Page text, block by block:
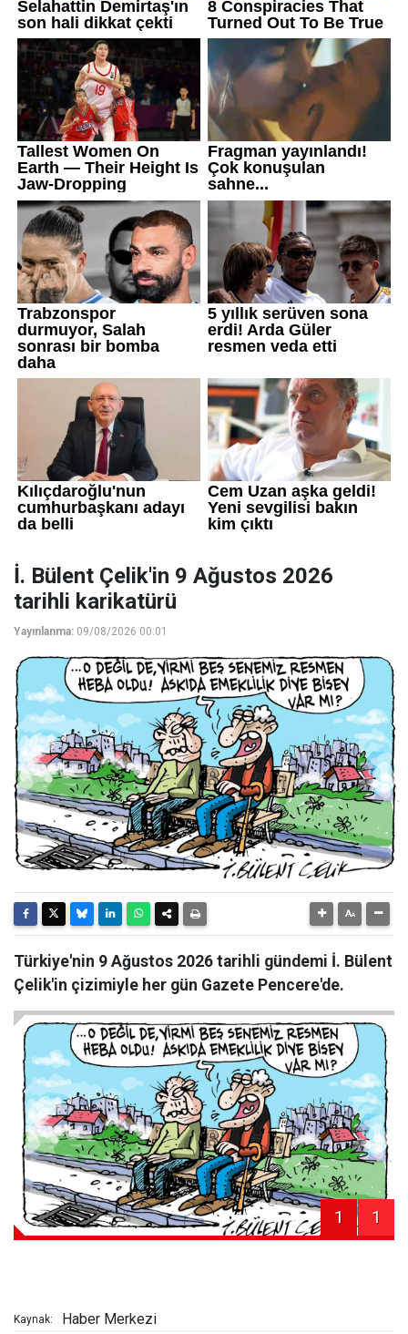
İ. Bülent Çelik'in 9 Ağustos 2026
tarihli karikatürü
Yayınlanma: 09/08/2026 00:01
Türkiye'nin 9 Ağustos 2026 tarihli gündemi İ. Bülent
Çelik'in çizimiyle her gün Gazete Pencere'de.
1 1
Kaynak: Haber Merkezi